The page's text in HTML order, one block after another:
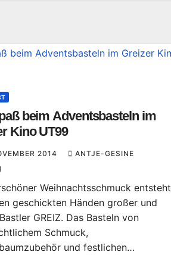
beim Adventsbasteln im
Kino UT99
2014
ANTJE-GESINE
Weihnachtsschmuck entsteht
geschickten Händen großer und
GREIZ. Das Basteln von
Schmuck,
und festlichen…